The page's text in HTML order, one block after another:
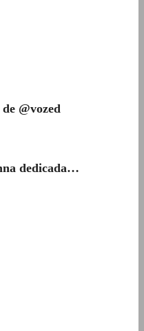
@vozed
dedicada…